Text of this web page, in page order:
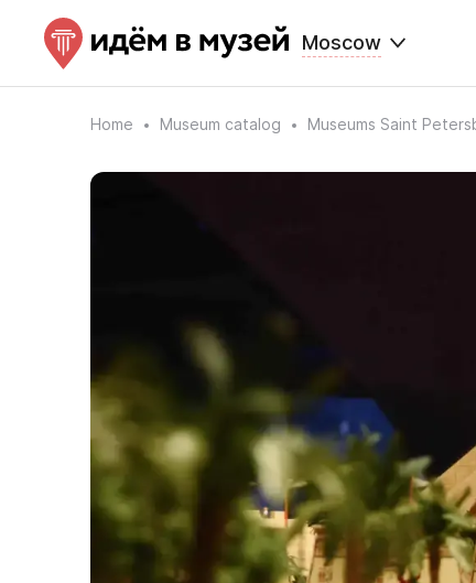
Moscow
Home Museum catalog Museums Saint